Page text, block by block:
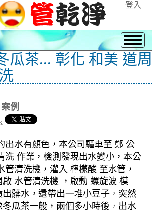
登入
瓜茶... 彰化 和美 道周
例
出水有顏色，本公司驅車至 鄭 公
洗 作業，檢測發現出水變小，本公
管清洗機，灌入 檸檬酸 至水管，
啟 水管清洗機 ，啟動 螺旋波 模
出髒水，還帶出一堆小豆子，突然
瓜茶一般，兩個多小時後，出水